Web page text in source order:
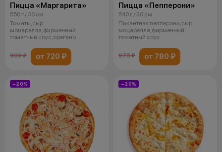
Пицца «Маргарита»
550 г / 30 см
Томаты,сыр
моцарелла,фирменный
томатный соус,орегано
900 ₽ от 720 ₽
Пицца «Пепперони»
540 г / 30 см
Пикантная пепперони,сыр
моцарелла,фирменный
томатный соус
975 ₽ от 780 ₽
−20% −20%